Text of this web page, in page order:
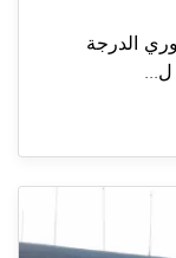
الدرجة